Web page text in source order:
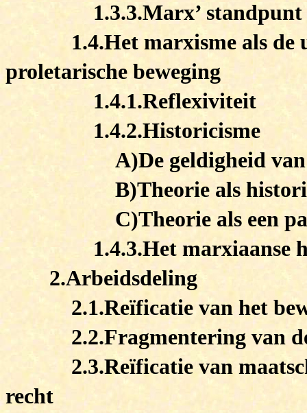
1.3.3.Marx’ standpunt
1.4.Het marxisme als
proletarische beweging
1.4.1.Reflexiviteit
1.4.2.Historicisme
A)De geldigheid
B)Theorie als
C)Theorie als een
1.4.3.Het marxiaanse
2.Arbeidsdeling
2.1.Reïficatie van het
2.2.Fragmentering van
2.3.Reïficatie van
recht